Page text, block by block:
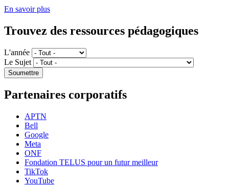
En savoir plus
Trouvez des ressources pédagogiques
L'année
Le Sujet
Partenaires corporatifs
APTN
Bell
Google
Meta
ONF
Fondation TELUS pour un futur meilleur
TikTok
YouTube